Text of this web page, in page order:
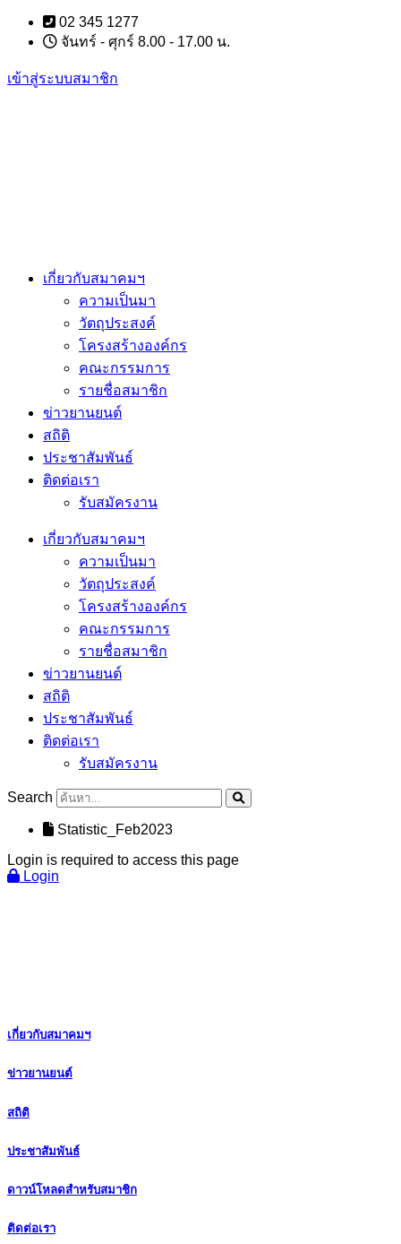
Skip
content
02 345 1277
จันทร์ - ศุกร์ 8.00 - 17.00 น.
เข้าสู่ระบบสมาชิก
เกี่ยวกับสมาคมฯ
ความเป็นมา
วัตถุประสงค์
โครงสร้างองค์กร
คณะกรรมการ
รายชื่อสมาชิก
ข่าวยานยนต์
สถิติ
ประชาสัมพันธ์
ติดต่อเรา
รับสมัครงาน
เกี่ยวกับสมาคมฯ
ความเป็นมา
วัตถุประสงค์
โครงสร้างองค์กร
คณะกรรมการ
รายชื่อสมาชิก
ข่าวยานยนต์
สถิติ
ประชาสัมพันธ์
ติดต่อเรา
รับสมัครงาน
Search
Statistic_Feb2023
Login is required to access this page
Login
เกี่ยวกับสมาคมฯ
ข่าวยานยนต์
สถิติ
ประชาสัมพันธ์
ดาวน์โหลดสำหรับสมาชิก
ติดต่อเรา